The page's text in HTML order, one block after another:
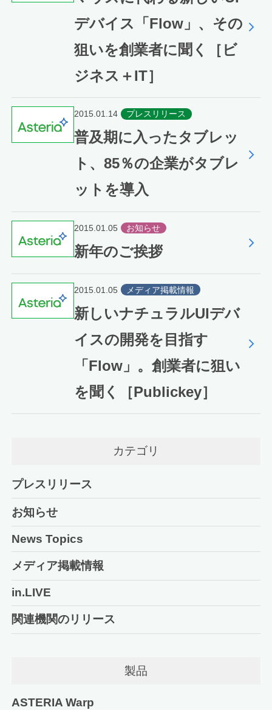
デバイス「Flow」、その
狙いを創業者に聞く［ビ
ジネス＋IT］
2015.01.14 プレスリリース
普及期に入ったタブレッ
ト、85％の企業がタブレ
ットを導入
2015.01.05 お知らせ
新年のご挨拶
2015.01.05 メディア掲載情報
新しいナチュラルUIデバ
イスの開発を目指す
「Flow」。創業者に狙い
を聞く［Publickey］
カテゴリ
プレスリリース
お知らせ
News Topics
メディア掲載情報
in.LIVE
関連機関のリリース
製品
ASTERIA Warp